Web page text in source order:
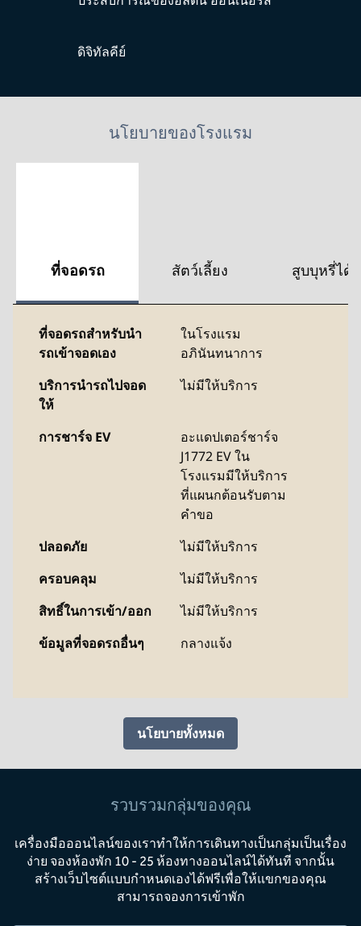
ดิจิทัลคีย์
นโยบายของโรงแรม
ที่จอดรถ สัตว์เลี้ยง สูบบุหรี่ได้
ที่จอดรถสำหรับนำ
รถเข้าจอดเอง
ในโรงแรม
อภินันทนาการ
บริการนำรถไปจอด
ให้
ไม่มีให้บริการ
การชาร์จ EV
อะแดปเตอร์ชาร์จ
J1772 EV ใน
โรงแรมมีให้บริการ
ที่แผนกต้อนรับตาม
คําขอ
ปลอดภัย
ไม่มีให้บริการ
ครอบคลุม
ไม่มีให้บริการ
สิทธิ์ในการเข้า/ออก
ไม่มีให้บริการ
ข้อมูลที่จอดรถอื่นๆ
กลางแจ้ง
นโยบายทั้งหมด
รวบรวมกลุ่มของคุณ
เครื่องมือออนไลน์ของเราทําให้การเดินทางเป็นกลุ่มเป็นเรื่อง
ง่าย จองห้องพัก 10 - 25 ห้องทางออนไลน์ได้ทันที จากนั้น
สร้างเว็บไซต์แบบกําหนดเองได้ฟรีเพื่อให้แขกของคุณ
สามารถจองการเข้าพัก